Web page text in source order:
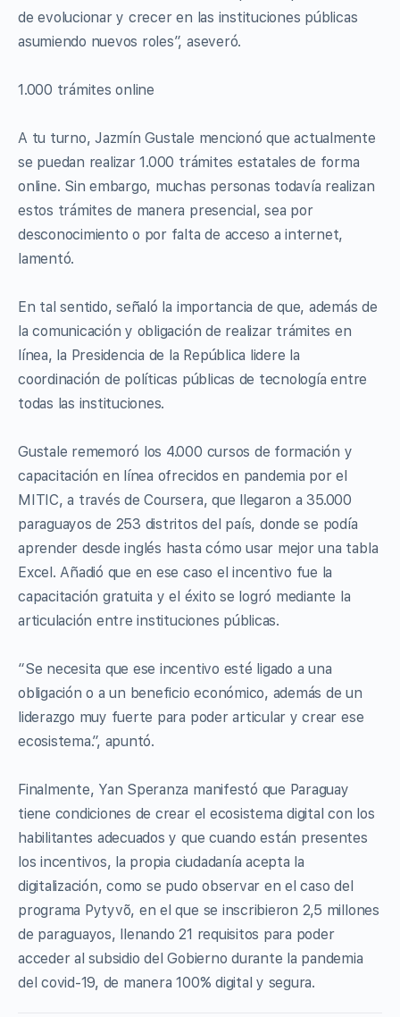
de evolucionar y crecer en las instituciones públicas
asumiendo nuevos roles”, aseveró.
1.000 trámites online
A tu turno, Jazmín Gustale mencionó que actualmente
se puedan realizar 1.000 trámites estatales de forma
online. Sin embargo, muchas personas todavía realizan
estos trámites de manera presencial, sea por
desconocimiento o por falta de acceso a internet,
lamentó.
En tal sentido, señaló la importancia de que, además de
la comunicación y obligación de realizar trámites en
línea, la Presidencia de la República lidere la
coordinación de políticas públicas de tecnología entre
todas las instituciones.
Gustale rememoró los 4.000 cursos de formación y
capacitación en línea ofrecidos en pandemia por el
MITIC, a través de Coursera, que llegaron a 35.000
paraguayos de 253 distritos del país, donde se podía
aprender desde inglés hasta cómo usar mejor una tabla
Excel. Añadió que en ese caso el incentivo fue la
capacitación gratuita y el éxito se logró mediante la
articulación entre instituciones públicas.
“Se necesita que ese incentivo esté ligado a una
obligación o a un beneficio económico, además de un
liderazgo muy fuerte para poder articular y crear ese
ecosistema.”, apuntó.
Finalmente, Yan Speranza manifestó que Paraguay
tiene condiciones de crear el ecosistema digital con los
habilitantes adecuados y que cuando están presentes
los incentivos, la propia ciudadanía acepta la
digitalización, como se pudo observar en el caso del
programa Pytyvõ, en el que se inscribieron 2,5 millones
de paraguayos, llenando 21 requisitos para poder
acceder al subsidio del Gobierno durante la pandemia
del covid-19, de manera 100% digital y segura.